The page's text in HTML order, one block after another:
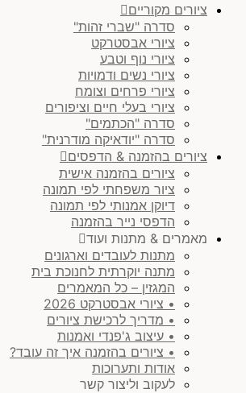
ציורים מקוריים
סדרה "שברי זהות"
ציורי אבסטרקט
ציורי נוף וטבע
ציורי נשים ודמויות
ציורי פרחים וצומח
ציורי בעלי חיים וציפורים
סדרה "הכתמים"
סדרה "יודאיקה מודרנית"
ציורים בהזמנה & הדפסים
ציורים בהזמנה אישית
ציור משפחתי לפי תמונה
דיוקן אמנותי לפי תמונה
הדפסי נייר בהזמנה
מאמרים & מתנות ועוד
מתנות לעובדים וארגונים
מתנה יוקרתית לחנוכת בית
המגזין – כל המאמרים
• ציורי אבסטרקט 2026
• מדריך לרכישת ציורים
• עיצוב ג'פנדי ואמנות
• ציורים בהזמנה איך זה עובד?
אודות ותערוכות
לעקוב וליצור קשר